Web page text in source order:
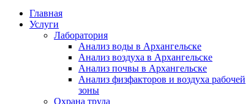
Главная
Услуги
Лаборатория
Анализ воды в Архангельске
Анализ воздуха в Архангельске
Анализ почвы в Архангельске
Анализ физфакторов и воздуха рабочей
зоны
Охрана труда